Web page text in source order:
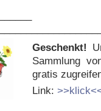
Geschenkt!
Sammlung
gratis
Link: